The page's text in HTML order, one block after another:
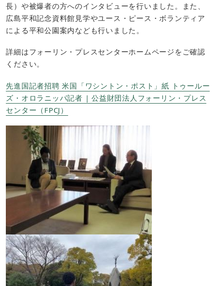
長）や被爆者の方へのインタビューを行いました。また、
広島平和記念資料館見学やユース・ピース・ボランティア
による平和公園案内なども行いました。
詳細はフォーリン・プレスセンターホームページをご確認
ください。
先進国記者招聘 米国「ワシントン・ポスト」紙 トゥールー
ズ・オロラニッパ記者 | 公益財団法人フォーリン・プレス
センター（FPCJ）